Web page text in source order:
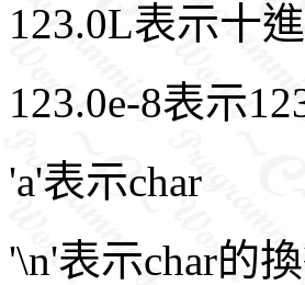
123.0L表示十
123.0e-8表示
'a'表示char
'\n'表示char的